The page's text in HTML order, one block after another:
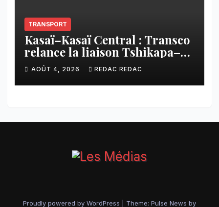
TRANSPORT
Kasaï–Kasaï Central : Transco
relance la liaison Tshikapa–
Tshiamu pour faciliter les
échanges
AOÛT 4, 2026 REDAC REDAC
Proudly powered by WordPress Theme: Pulse News by